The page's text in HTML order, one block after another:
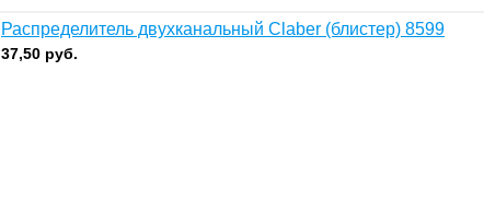
Распределитель двухканальный Claber (блистер) 8599
37,50 руб.